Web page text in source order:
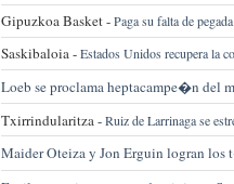
Gipuzkoa Basket -Paga su falta de
Saskibaloia -Estados Unidos recupera la
Loeb se proclama heptacampe�n del
Txirrindularitza -Ruiz de Larrinaga se
Maider Oteiza y Jon Erguin logran los